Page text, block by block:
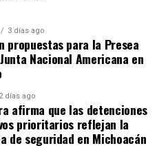
al Mérito Docente 2025
Terreno en Michoacán con
3 días ago
propuestas para la Presea
Nacional Americana en
2 días ago
afirma que las detenciones
prioritarios reflejan la
de seguridad en Michoacán